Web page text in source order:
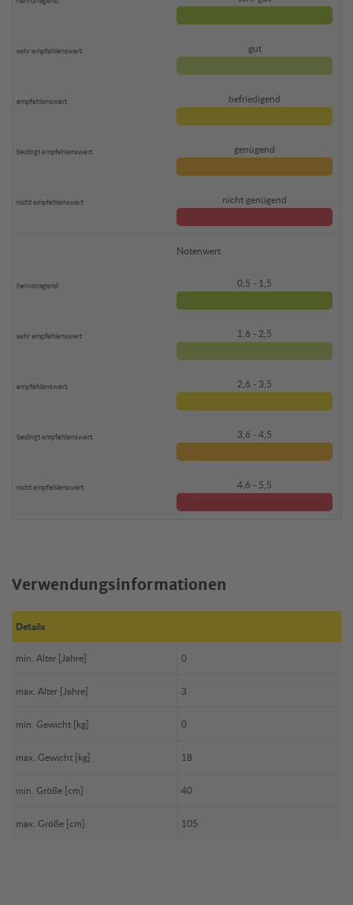
gut
befriedigend
genügend
nicht genügend
Notenwert
0,5 - 1,5
1,6 - 2,5
2,6 - 3,5
3,6 - 4,5
4,6 - 5,5
Verwendungsinformationen
Details
min. Alter [Jahre] 0
max. Alter [Jahre] 3
min. Gewicht [kg] 0
max. Gewicht [kg] 18
min. Größe [cm] 40
max. Größe [cm] 105